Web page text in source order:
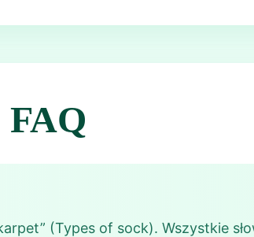
FAQ
(Types of sock). Wszystkie